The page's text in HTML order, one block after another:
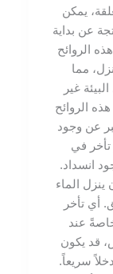
يمكن
عن بداية
الروائح
مما
غير
الروائح
عن وجود
تأخر في
انسداد.
الماء
أي تأخر
عند
قد يكون
سريعاً.